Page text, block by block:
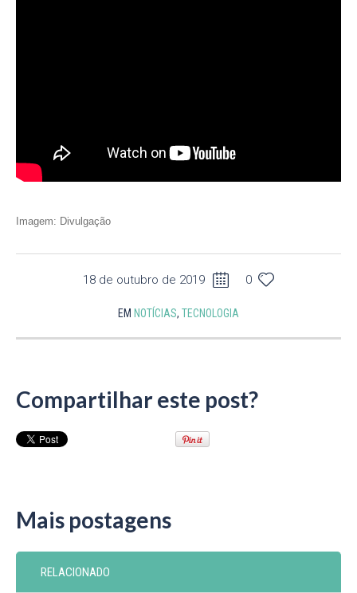
Imagem: Divulgação
18 de outubro de 2019 0
EM NOTÍCIAS, TECNOLOGIA
Compartilhar este post?
Mais postagens
RELACIONADO